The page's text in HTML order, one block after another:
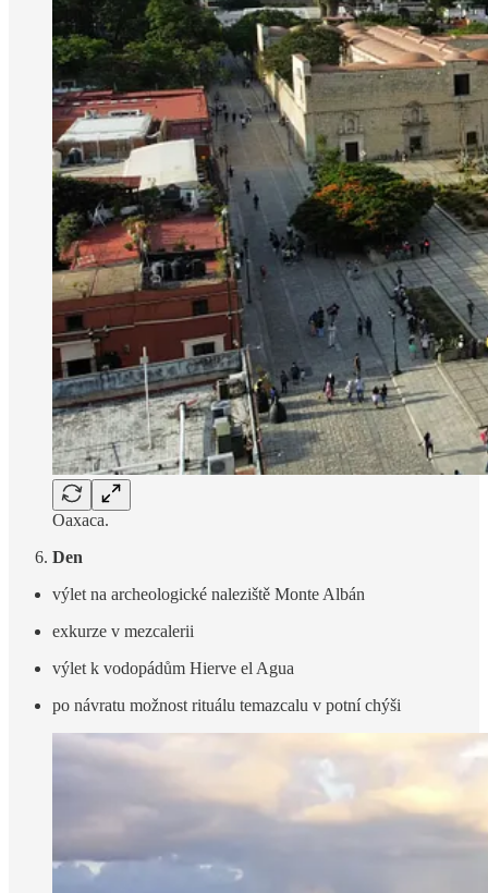
Oaxaca.
Den
výlet na archeologické naleziště Monte Albán
exkurze v mezcalerii
výlet k vodopádům Hierve el Agua
po návratu možnost rituálu temazcalu v potní chýši